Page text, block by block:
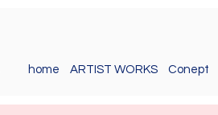
home ARTIST WORKS Conept